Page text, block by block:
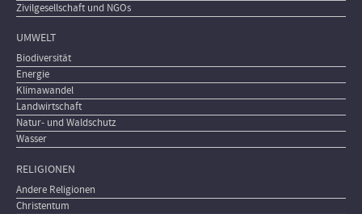
Zivilgesellschaft und NGOs
UMWELT
Biodiversität
Energie
Klimawandel
Landwirtschaft
Natur- und Waldschutz
Wasser
RELIGIONEN
Andere Religionen
Christentum